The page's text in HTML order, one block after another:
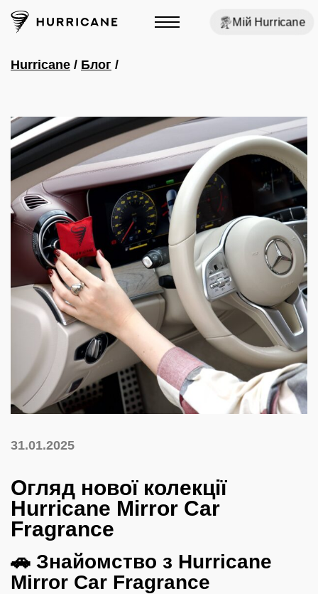
Мій Hurricane
Hurricane / Блог /
31.01.2025
Огляд нової колекції
Hurricane Mirror Car
Fragrance
🚗 Знайомство з Hurricane
Mirror Car Fragrance